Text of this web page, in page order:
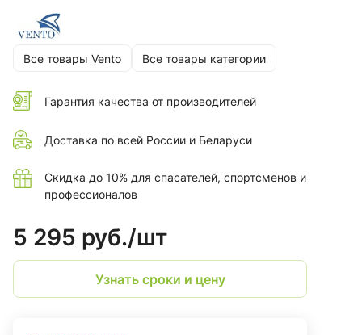
Все товары Vento Все товары категории
Гарантия качества от производителей
Доставка по всей России и Беларуси
Скидка до 10% для спасателей, спортсменов и
профессионалов
5 295 руб./шт
Узнать сроки и цену